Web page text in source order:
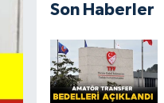
Son Haberler